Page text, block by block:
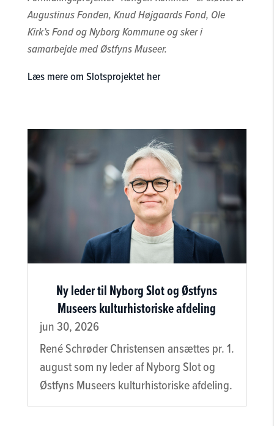
Augustinus Fonden, Knud Højgaards Fond, Ole
Kirk’s Fond og Nyborg Kommune og sker i
samarbejde med Østfyns Museer.
Læs mere om Slotsprojektet her
Ny leder til Nyborg Slot og Østfyns
Museers kulturhistoriske afdeling
jun 30, 2026
René Schrøder Christensen ansættes pr. 1.
august som ny leder af Nyborg Slot og
Østfyns Museers kulturhistoriske afdeling.